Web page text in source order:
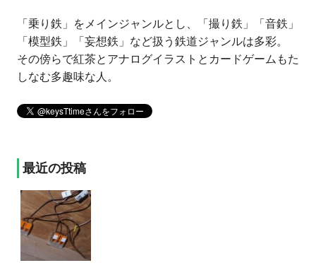
「乗り鉄」をメインジャンルとし、「撮り鉄」「音鉄」
「模型鉄」「妄想鉄」など扱う鉄道ジャンルは多彩。
その傍らで紅茶とアナログイラストとカードゲームもた
しなむ多趣味な人。
最近の投稿